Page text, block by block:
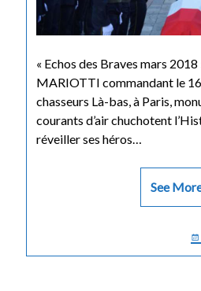
« Echos des Braves mars
MARIOTTI commandant le
chasseurs Là-bas, à Paris,
courants d’air chuchotent
réveiller ses héros…
See